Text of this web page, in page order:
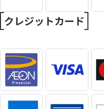
クレジットカード